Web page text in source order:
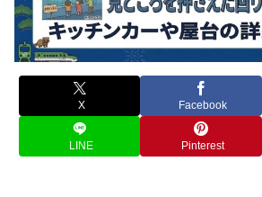
X Facebook
LINE Pinterest